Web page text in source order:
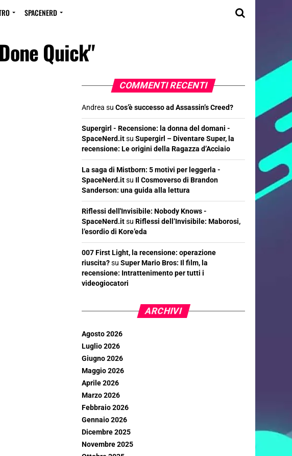
SPACENERD
Quick"
COMMENTI RECENTI
Andrea su Cos’è successo ad Assassin’s Creed?
Supergirl - Recensione: la donna del domani -
SpaceNerd.itsu Supergirl – Diventare Super, la
recensione: Le origini della Ragazza d’Acciaio
La saga di Mistborn: 5 motivi per leggerla -
SpaceNerd.itsu Il Cosmoverso di Brandon
Sanderson: una guida alla lettura
Riflessi dell'Invisibile: Nobody Knows -
SpaceNerd.itsu Riflessi dell’Invisibile: Maborosi,
l’esordio di Kore’eda
007 First Light, la recensione: operazione
riuscita?su Super Mario Bros: Il film, la
recensione: Intrattenimento per tutti i
videogiocatori
ARCHIVI
Agosto 2026
Luglio 2026
Giugno 2026
Maggio 2026
Aprile 2026
Marzo 2026
Febbraio 2026
Gennaio 2026
Dicembre 2025
Novembre 2025